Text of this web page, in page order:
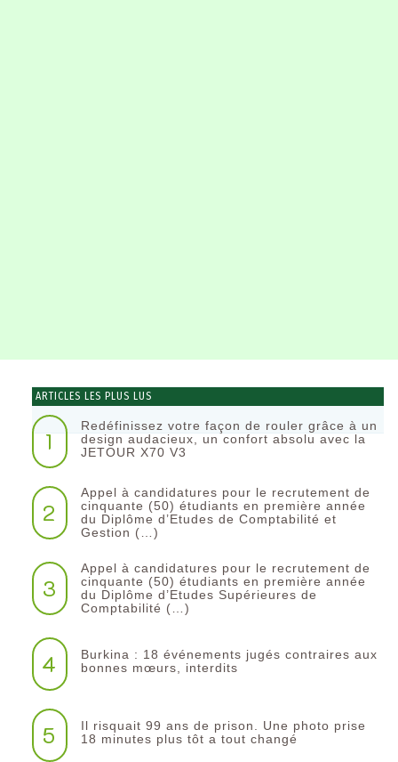
ARTICLES LES PLUS LUS
1
Redéfinissez votre façon de rouler grâce à un
design audacieux, un confort absolu avec la
JETOUR X70 V3
2
Appel à candidatures pour le recrutement de
cinquante (50) étudiants en première année
du Diplôme d’Etudes de Comptabilité et
Gestion (…)
3
Appel à candidatures pour le recrutement de
cinquante (50) étudiants en première année
du Diplôme d’Etudes Supérieures de
Comptabilité (…)
4
Burkina : 18 événements jugés contraires aux
bonnes mœurs, interdits
5
Il risquait 99 ans de prison. Une photo prise
18 minutes plus tôt a tout changé